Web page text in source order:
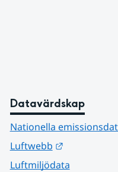
Datavärdskap
Nationella
Luftwebb
Länk till
Luftmiljödata